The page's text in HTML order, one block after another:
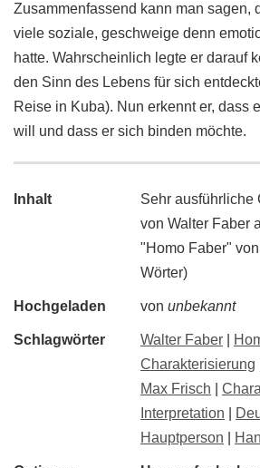
Zusammenfassend kann man sagen,
viele soziale, geschweige denn
hatte. Wahrscheinlich legte er darauf
den Sinn des Lebens für sich
Reise in Kuba). Nun erkennt er, dass
will und dass er sich binden möchte.
Inhalt
Sehr ausführliche
von Walter Faber
"Homo Faber"
Wörter)
Hochgeladen von unbekannt
Schlagwörter Walter Faber
Charakterisierung
Max Frisch
Interpretation
Hauptperson